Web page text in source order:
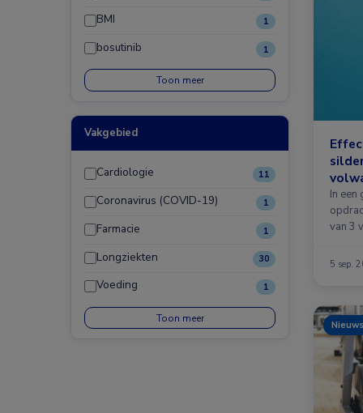
BMI 1
bosutinib 1
Toon meer
Vakgebied
Cardiologie 11
Coronavirus (COVID-19) 1
Farmacie 1
Longziekten 30
Voeding 1
Toon meer
In een
van 3
5 sep.
Nieuws